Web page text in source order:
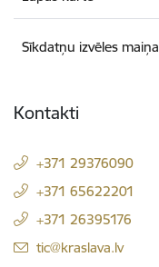
Sīkdatņu izvēles maiņa
Kontakti
+371 29376090
+371 65622201
+371 26395176
E-pasts:
tic@kraslava.lv